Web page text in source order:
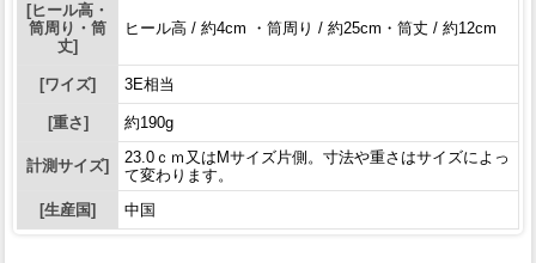
[ヒール高・
筒周り・筒
丈]
ヒール高 / 約4cm ・筒周り / 約25cm・筒丈 / 約12cm
[ワイズ] 3E相当
[重さ] 約190g
計測サイズ]
23.0ｃｍ又はMサイズ片側。寸法や重さはサイズによっ
て変わります。
[生産国]
中国